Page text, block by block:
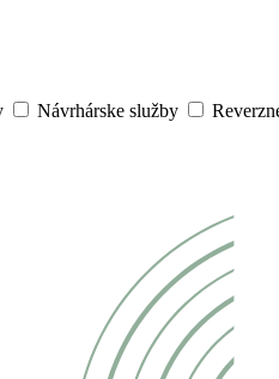
Návrhárske služby